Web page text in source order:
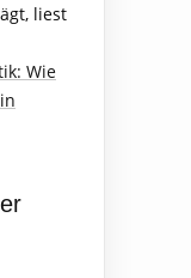
liest
Wie